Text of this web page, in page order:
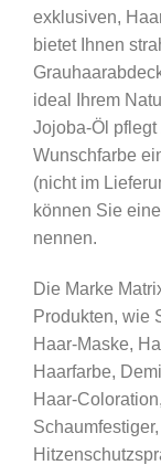
exklusiven,
bietet Ihnen
ideal Ihrem
Jojoba-Öl
Wunschfarbe
(nicht im
können Sie
nennen.
Die Marke
Produkten, wie
Haar-Maske,
Haarfarbe,
Haar-